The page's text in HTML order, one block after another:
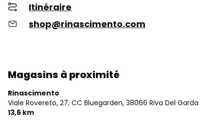
Itinéraire
shop@rinascimento.com
Magasins à proximité
Rinascimento
Viale Rovereto, 27, CC Bluegarden, 38066 Riva Del Garda
13,6 km